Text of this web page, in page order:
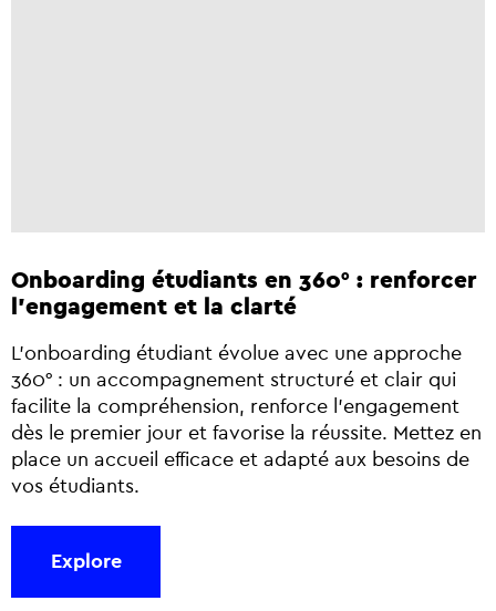
Onboarding étudiants en 360° : renforcer
l'engagement et la clarté
L’onboarding étudiant évolue avec une approche
360° : un accompagnement structuré et clair qui
facilite la compréhension, renforce l’engagement
dès le premier jour et favorise la réussite. Mettez en
place un accueil efficace et adapté aux besoins de
vos étudiants.
Explore